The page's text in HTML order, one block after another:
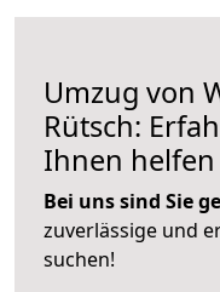
Umzug von
Rütsch:
Ihnen
Bei uns sind Sie
zuverlässige und
suchen!